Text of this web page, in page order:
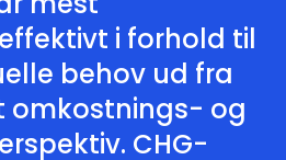
i forhold til
behov ud fra
omkostnings- og
CHG-